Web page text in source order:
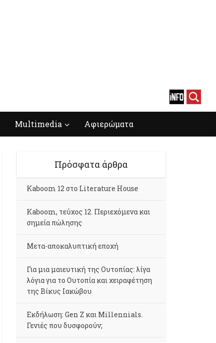
Multimedia Αφιερώματα
Πρόσφατα άρθρα
Kaboom 12 στο Literature House
Kaboom, τεύχος 12. Περιεχόμενα και
σημεία πώλησης
Μετα-αποκαλυπτική εποχή
Για μια μαιευτική της Ουτοπίας: λίγα
λόγια για το Ουτοπία και χειραφέτηση
της Βίκυς Ιακώβου
Εκδήλωση: Gen Z και Millennials.
Γενιές που δυσφορούν;